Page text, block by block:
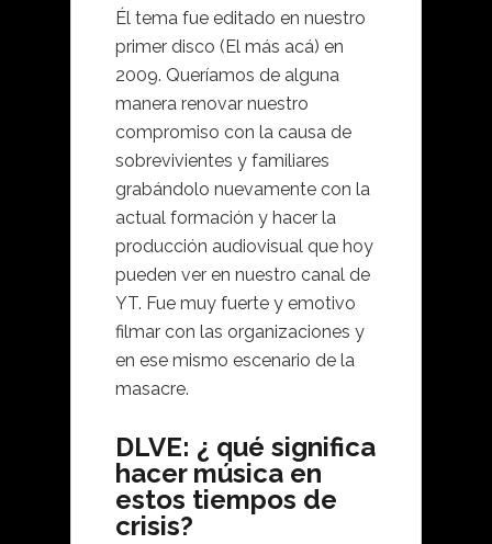
Él tema fue editado en nuestro
primer disco (El más acá) en
2009. Queríamos de alguna
manera renovar nuestro
compromiso con la causa de
sobrevivientes y familiares
grabándolo nuevamente con la
actual formación y hacer la
producción audiovisual que hoy
pueden ver en nuestro canal de
YT. Fue muy fuerte y emotivo
filmar con las organizaciones y
en ese mismo escenario de la
masacre.
DLVE: ¿ qué significa
hacer música en
estos tiempos de
crisis?